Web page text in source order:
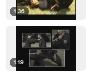
1:36
1:19